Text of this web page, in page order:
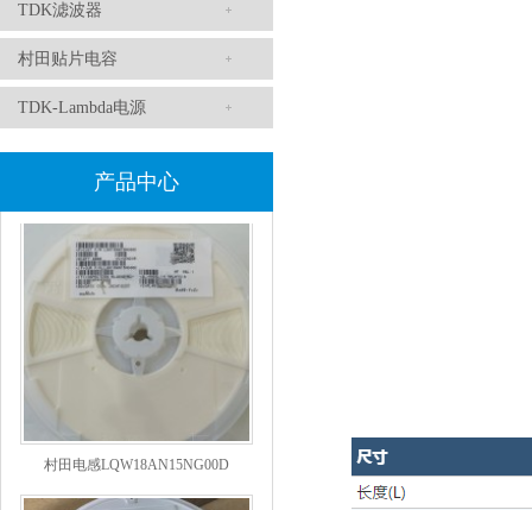
TDK滤波器
村田贴片电容
TDK-Lambda电源
产品中心
村田电感LQW18AN15NG00D